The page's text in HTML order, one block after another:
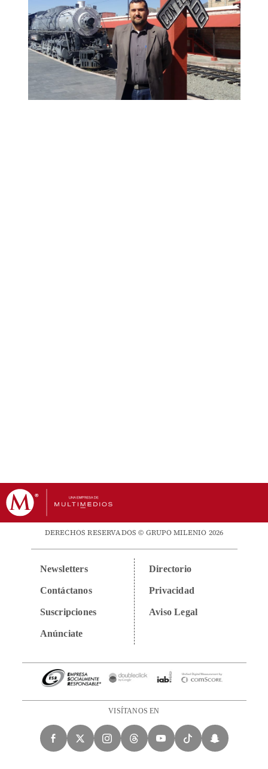
DERECHOS RESERVADOS © GRUPO MILENIO 2026
Newsletters
Contáctanos
Suscripciones
Anúnciate
Directorio
Privacidad
Aviso Legal
VISÍTANOS EN